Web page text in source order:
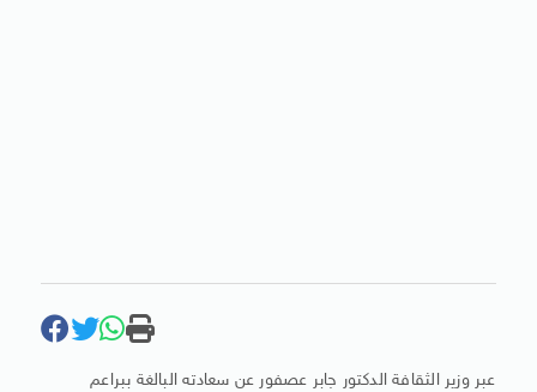
عبر وزير الثقافة الدكتور جابر عصفور عن سعادته البالغة ببراعم